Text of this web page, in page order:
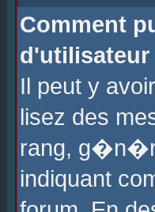
Comment
d'utilisateur
Il peut y
lisez des
rang,
indiquant